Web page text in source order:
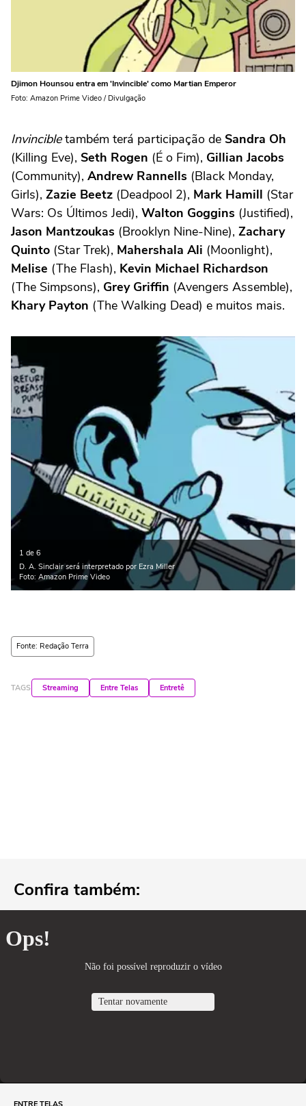
Djimon Hounsou entra em 'Invincible' como Martian Emperor
Foto: Amazon Prime Video / Divulgação
Invincibletambém terá participação de Sandra Oh
(Killing Eve), Seth Rogen (É o Fim), Gillian Jacobs
(Community), Andrew Rannells (Black Monday,
Girls), Zazie Beetz (Deadpool 2), Mark Hamill (Star
Wars: Os Últimos Jedi), Walton Goggins (Justified),
Jason Mantzoukas (Brooklyn Nine-Nine), Zachary
Quinto (Star Trek), Mahershala Ali (Moonlight),
Melise (The Flash), Kevin Michael Richardson
(The Simpsons), Grey Griffin (Avengers Assemble),
Khary Payton (The Walking Dead) e muitos mais.
1 de 6
D. A. Sinclair será interpretado por Ezra Miller
Foto: Amazon Prime Video
Fonte: Redação Terra
TAGS Streaming Entre Telas Entretê
Confira também: